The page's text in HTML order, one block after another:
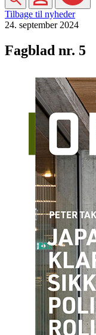
Søg MitHOD Menu
Tilbage til nyheder
24. september 2024
Fagblad nr. 5